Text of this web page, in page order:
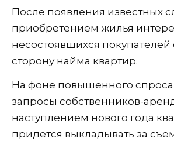
После появления известных
приобретением жилья
несостоявшихся покупателей
сторону найма квартир.
На фоне повышенного спроса
запросы собственников-
наступлением нового года
придется выкладывать за